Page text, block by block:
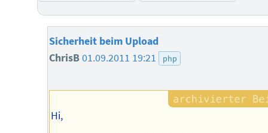
Sicherheit beim Upload
ChrisB01.09.2011 19:21 php
Hi,